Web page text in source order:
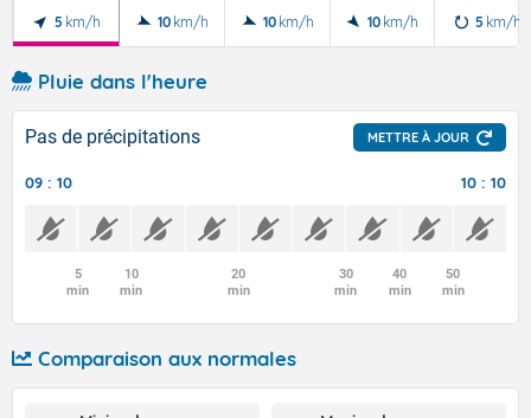
5 km/h 10 km/h 10 km/h 10 km/h 5 km/h
Pluie dans l'heure
Pas de précipitations METTRE À JOUR
09 : 10 10 : 10
5
min
10
min
20
min
30
min
40
min
50
min
Comparaison aux normales